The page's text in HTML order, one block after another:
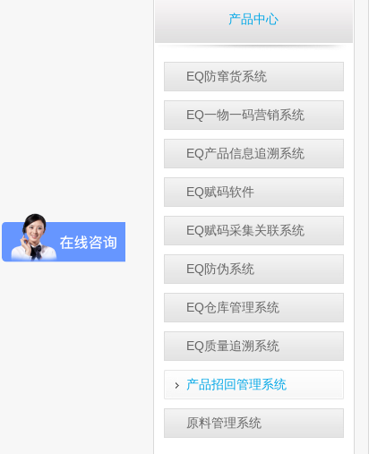
产品中心
EQ防窜货系统
EQ一物一码营销系统
EQ产品信息追溯系统
EQ赋码软件
EQ赋码采集关联系统
EQ防伪系统
EQ仓库管理系统
EQ质量追溯系统
产品招回管理系统
原料管理系统